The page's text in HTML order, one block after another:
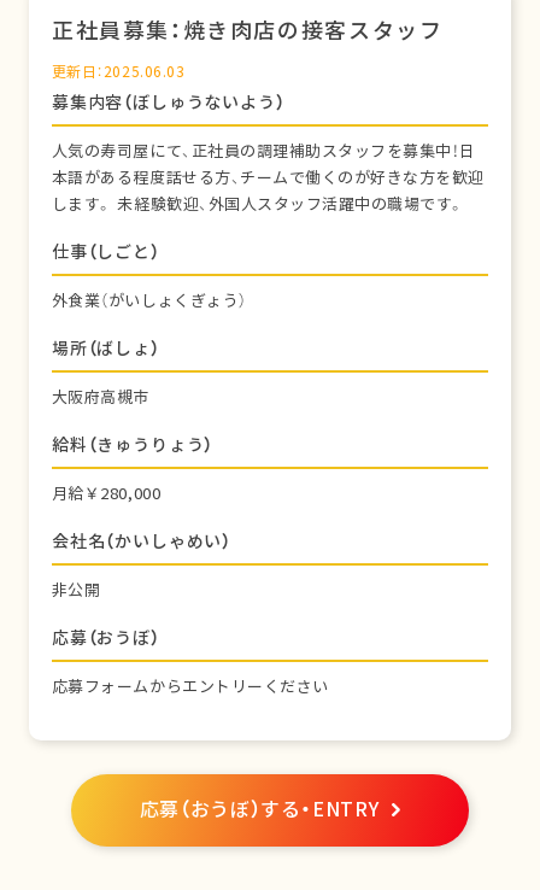
正社員募集：焼き肉店の接客スタッフ
更新日：2025.06.03
募集内容（ぼしゅうないよう）
人気の寿司屋にて、正社員の調理補助スタッフを募集中！日
本語がある程度話せる方、チームで働くのが好きな方を歓迎
します。 未経験歓迎、外国人スタッフ活躍中の職場です。
仕事（しごと）
外食業（がいしょくぎょう）
場所（ばしょ）
大阪府高槻市
給料（きゅうりょう）
月給￥280,000
会社名（かいしゃめい）
非公開
応募（おうぼ）
応募フォームからエントリーください
応募（おうぼ）する・ENTRY